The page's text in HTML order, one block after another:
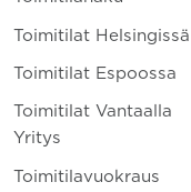
Toimitilat Helsingissä
Toimitilat Espoossa
Toimitilat Vantaalla
Yritys
Toimitilavuokraus